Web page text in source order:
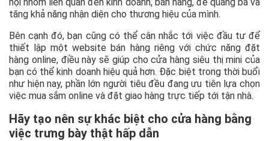
tăng khả năng nhận diện cho thương hiệu của mình.
Bên cạnh đó, bạn cũng có thể cân nhắc tới việc đầu tư để
thiết lập một website bán hàng riêng với chức năng đặt
hàng online, điều này sẽ giúp cho cửa hàng siêu thị mini của
bạn có thể kinh doanh hiệu quả hơn. Đặc biệt trong thời buổi
như hiện nay, phần lớn người tiêu đều đang ưu tiên lựa chọn
việc mua sắm online và đặt giao hàng trực tiếp tới tận nhà.
Hãy tạo nên sự khác biệt cho cửa hàng bằng
việc trưng bày thật hấp dẫn